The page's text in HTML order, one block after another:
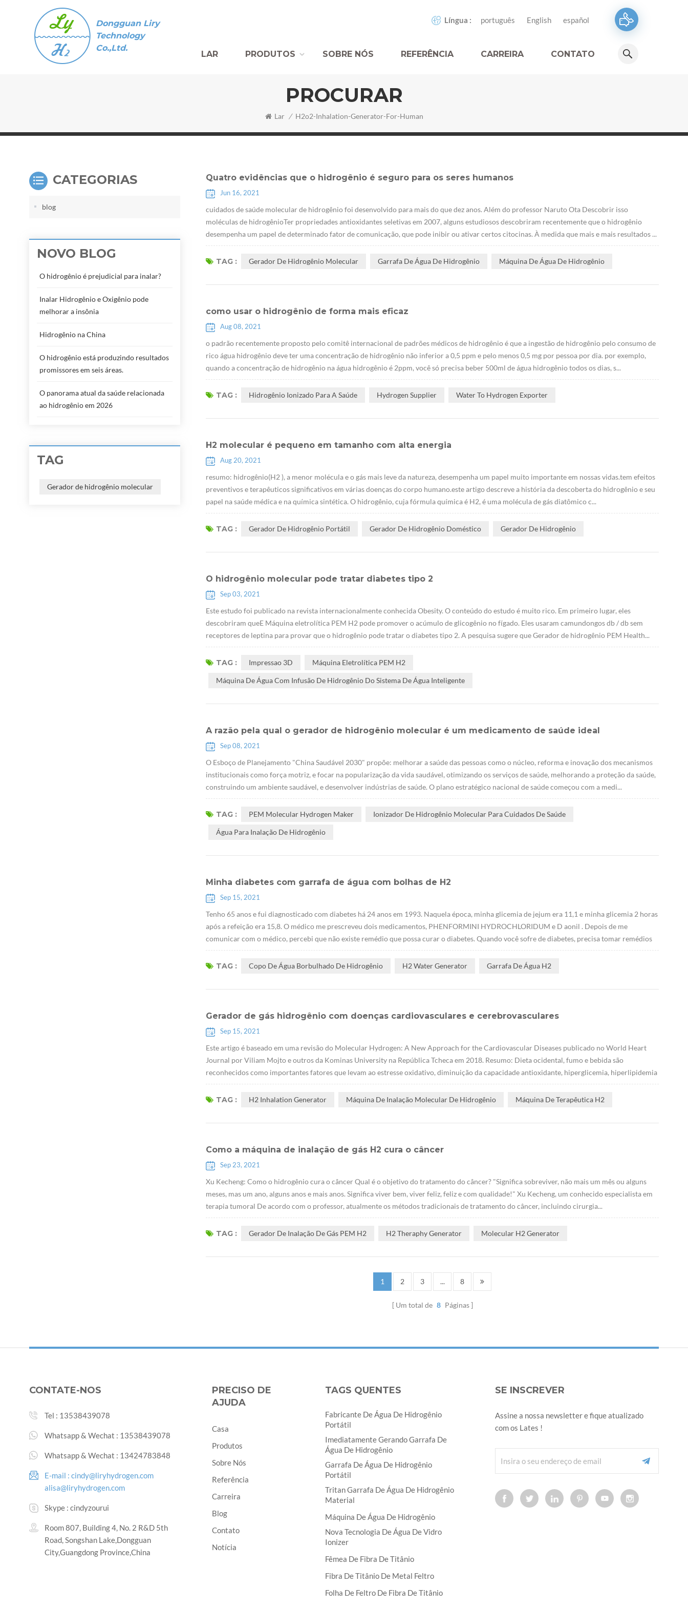
Dongguan Liry
Technology
Co.,Ltd.
Língua : português English español
LAR PRODUTOS SOBRE NÓS REFERÊNCIA CARREIRA CONTATO
PROCURAR
Lar / H2o2-Inhalation-Generator-For-Human
Quatro evidências que o hidrogênio é seguro para os seres humanos
Jun 16, 2021
cuidados de saúde molecular de hidrogênio foi desenvolvido para mais do que dez anos. Além do professor Naruto Ota Descobrir isso
moléculas de hidrogênioTer propriedades antioxidantes seletivas em 2007, alguns estudiosos descobriram recentemente que o hidrogênio
desempenha um papel de determinado fator de comunicação, que pode inibir ou ativar certos citocinas. À medida que mais e mais resultados ...
TAG : Gerador De Hidrogênio Molecular Garrafa De Água De Hidrogênio Máquina De Água De Hidrogênio
como usar o hidrogênio de forma mais eficaz
Aug 08, 2021
o padrão recentemente proposto pelo comitê internacional de padrões médicos de hidrogênio é que a ingestão de hidrogênio pelo consumo de
rico água hidrogênio deve ter uma concentração de hidrogênio não inferior a 0,5 ppm e pelo menos 0,5 mg por pessoa por dia. por exemplo,
quando a concentração de hidrogênio na água hidrogênio é 2ppm, você só precisa beber 500ml de água hidrogênio todos os dias, s...
TAG : Hidrogênio Ionizado Para A Saúde Hydrogen Supplier Water To Hydrogen Exporter
H2 molecular é pequeno em tamanho com alta energia
Aug 20, 2021
resumo: hidrogênio(H2 ), a menor molécula e o gás mais leve da natureza, desempenha um papel muito importante em nossas vidas.tem efeitos
preventivos e terapêuticos significativos em várias doenças do corpo humano.este artigo descreve a história da descoberta do hidrogênio e seu
papel na saúde médica e na química sintética. O hidrogênio, cuja fórmula química é H2, é uma molécula de gás diatômico c...
TAG : Gerador De Hidrogênio Portátil Gerador De Hidrogênio Doméstico Gerador De Hidrogênio
O hidrogênio molecular pode tratar diabetes tipo 2
Sep 03, 2021
Este estudo foi publicado na revista internacionalmente conhecida Obesity. O conteúdo do estudo é muito rico. Em primeiro lugar, eles
descobriram queE Máquina eletrolítica PEM H2 pode promover o acúmulo de glicogênio no fígado. Eles usaram camundongos db / db sem
receptores de leptina para provar que o hidrogênio pode tratar o diabetes tipo 2. A pesquisa sugere que Gerador de hidrogênio PEM Health...
TAG : Impressao 3D Máquina Eletrolítica PEM H2
Máquina De Água Com Infusão De Hidrogênio Do Sistema De Água Inteligente
A razão pela qual o gerador de hidrogênio molecular é um medicamento de saúde ideal
Sep 08, 2021
O Esboço de Planejamento "China Saudável 2030" propõe: melhorar a saúde das pessoas como o núcleo, reforma e inovação dos mecanismos
institucionais como força motriz, e focar na popularização da vida saudável, otimizando os serviços de saúde, melhorando a proteção da saúde,
construindo um ambiente saudável, e desenvolver indústrias de saúde. O plano estratégico nacional de saúde começou com a medi...
TAG : PEM Molecular Hydrogen Maker Ionizador De Hidrogênio Molecular Para Cuidados De Saúde
Água Para Inalação De Hidrogênio
Minha diabetes com garrafa de água com bolhas de H2
Sep 15, 2021
Tenho 65 anos e fui diagnosticado com diabetes há 24 anos em 1993. Naquela época, minha glicemia de jejum era 11,1 e minha glicemia 2 horas
após a refeição era 15,8. O médico me prescreveu dois medicamentos, PHENFORMINI HYDROCHLORIDUM e D aonil . Depois de me
comunicar com o médico, percebi que não existe remédio que possa curar o diabetes. Quando você sofre de diabetes, precisa tomar remédios
par...
TAG : Copo De Água Borbulhado De Hidrogênio H2 Water Generator Garrafa De Água H2
Gerador de gás hidrogênio com doenças cardiovasculares e cerebrovasculares
Sep 15, 2021
Este artigo é baseado em uma revisão do Molecular Hydrogen: A New Approach for the Cardiovascular Diseases publicado no World Heart
Journal por Viliam Mojto e outros da Kominas University na República Tcheca em 2018. Resumo: Dieta ocidental, fumo e bebida são
reconhecidos como importantes fatores que levam ao estresse oxidativo, diminuição da capacidade antioxidante, hiperglicemia, hiperlipidemia
...
TAG : H2 Inhalation Generator Máquina De Inalação Molecular De Hidrogênio Máquina De Terapêutica H2
Como a máquina de inalação de gás H2 cura o câncer
Sep 23, 2021
Xu Kecheng: Como o hidrogênio cura o câncer Qual é o objetivo do tratamento do câncer? "Significa sobreviver, não mais um mês ou alguns
meses, mas um ano, alguns anos e mais anos. Significa viver bem, viver feliz, feliz e com qualidade!" Xu Kecheng, um conhecido especialista em
terapia tumoral De acordo com o professor, atualmente os métodos tradicionais de tratamento do câncer, incluindo cirurgia...
TAG : Gerador De Inalação De Gás PEM H2 H2 Theraphy Generator Molecular H2 Generator
1 2 3 ... 8
Um total de 8 Páginas
CATEGORIAS
blog
NOVO BLOG
O hidrogênio é prejudicial para inalar?
Inalar Hidrogênio e Oxigênio pode
melhorar a insônia
Hidrogênio na China
O hidrogênio está produzindo resultados
promissores em seis áreas.
O panorama atual da saúde relacionada
ao hidrogênio em 2026
TAG
Gerador de hidrogênio molecular
CONTATE-NOS
Tel : 13538439078
Whatsapp & Wechat : 13538439078
Whatsapp & Wechat : 13424783848
E-mail : cindy@liryhydrogen.com
alisa@liryhydrogen.com
Skype : cindyzourui
Room 807, Building 4, No. 2 R&D 5th
Road, Songshan Lake,Dongguan
City,Guangdong Province,China
SE INSCREVER
Assine a nossa newsletter e fique atualizado
com os Lates !
PRECISO DE
AJUDA
Casa
Produtos
Sobre Nós
Referência
Carreira
Blog
Contato
Notícia
TAGS QUENTES
Fabricante De Água De Hidrogênio
Portátil
Imediatamente Gerando Garrafa De
Água De Hidrogênio
Garrafa De Água De Hidrogênio
Portátil
Tritan Garrafa De Água De Hidrogênio
Material
Máquina De Água De Hidrogênio
Nova Tecnologia De Água De Vidro
Ionizer
Fêmea De Fibra De Titânio
Fibra De Titânio De Metal Feltro
Folha De Feltro De Fibra De Titânio